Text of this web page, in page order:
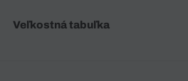
Veľkostná tabuľka